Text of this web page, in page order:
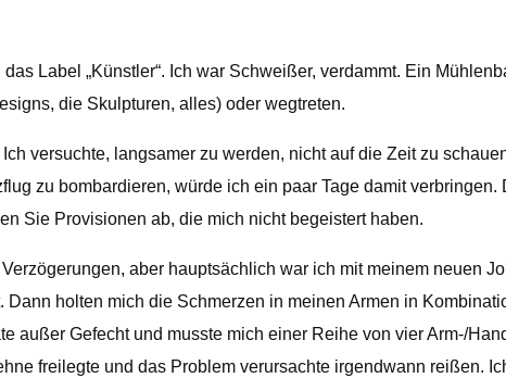
Label „Künstler“. Ich war Schweißer, verdammt. Ein
die Skulpturen, alles) oder wegtreten.
versuchte, langsamer zu werden, nicht auf die Zeit zu
zu bombardieren, würde ich ein paar Tage damit
Sie Provisionen ab, die mich nicht begeistert haben.
aber hauptsächlich war ich mit meinem neuen
holten mich die Schmerzen in meinen Armen in
außer Gefecht und musste mich einer Reihe von vier Arm-/
freilegte und das Problem verursachte irgendwann reißen.